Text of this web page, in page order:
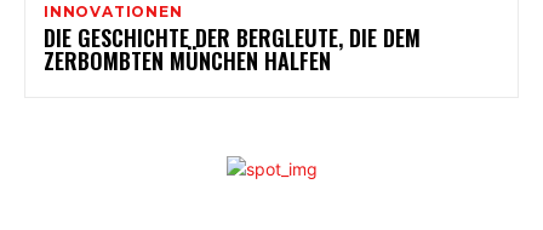
INNOVATIONEN
DIE GESCHICHTE DER BERGLEUTE, DIE DEM
ZERBOMBTEN MÜNCHEN HALFEN